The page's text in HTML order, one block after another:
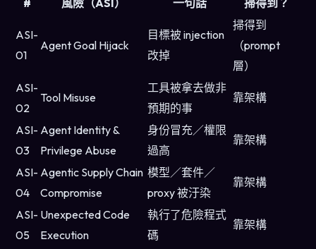
# 風險（ASI） 一句話 掃得到？
ASI-
01
Agent Goal Hijack
目標被 injection
改掉
掃得到
（prompt
層）
ASI-
02
Tool Misuse
工具被拿去做非
預期的事
靠架構
ASI-
03
Agent Identity &
Privilege Abuse
身份冒充／權限
過高
靠架構
ASI-
04
Agentic Supply Chain
Compromise
模型／套件／
proxy 被汙染
靠架構
ASI-
05
Unexpected Code
Execution
執行了危險程式
碼
靠架構